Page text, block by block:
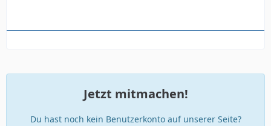
Jetzt mitmachen!
Du hast noch kein Benutzerkonto auf unserer Seite?